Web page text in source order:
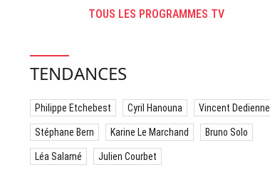
TOUS LES PROGRAMMES TV
TENDANCES
Philippe Etchebest Cyril Hanouna Vincent Dedienne
Stéphane Bern Karine Le Marchand Bruno Solo
Léa Salamé Julien Courbet